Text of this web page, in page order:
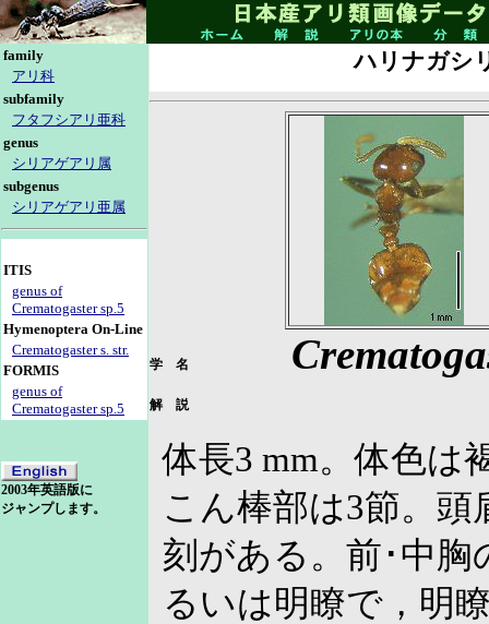
family
アリ科
subfamily
フタフシアリ亜科
genus
シリアゲアリ属
subgenus
シリアゲアリ亜属
ITIS
genus of
Crematogaster sp.5
Hymenoptera On-Line
Crematogaster s. str.
FORMIS
genus of
Crematogaster sp.5
2003年英語版に
ジャンプします。
ハリナガシ
学 名
解 説
体長3 mm。体色は
こん棒部は3節。
刻がある。前･中胸
るいは明瞭で，明